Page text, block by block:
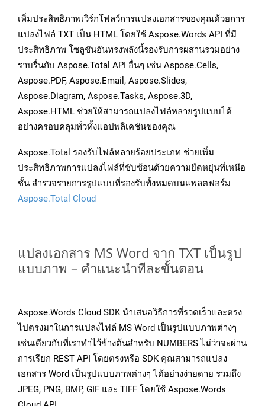
เพิ่มประสิทธิภาพเวิร์กโฟลว์การแปลงเอกสารของคุณด้วยการ
แปลงไฟล์ TXT เป็น HTML โดยใช้ Aspose.Words API ที่มี
ประสิทธิภาพ โซลูชันอันทรงพลังนี้รองรับการผสานรวมอย่าง
ราบรื่นกับ Aspose.Total API อื่นๆ เช่น Aspose.Cells,
Aspose.PDF, Aspose.Email, Aspose.Slides,
Aspose.Diagram, Aspose.Tasks, Aspose.3D,
Aspose.HTML ช่วยให้สามารถแปลงไฟล์หลายรูปแบบได้
อย่างครอบคลุมทั่วทั้งแอปพลิเคชันของคุณ
Aspose.Total รองรับไฟล์หลายร้อยประเภท ช่วยเพิ่ม
ประสิทธิภาพการแปลงไฟล์ที่ซับซ้อนด้วยความยืดหยุ่นที่เหนือ
ชั้น สำรวจรายการรูปแบบที่รองรับทั้งหมดบนแพลตฟอร์ม
Aspose.Total Cloud
แปลงเอกสาร MS Word จาก TXT เป็นรูป
แบบภาพ – คำแนะนำทีละขั้นตอน
Aspose.Words Cloud SDK นำเสนอวิธีการที่รวดเร็วและตรง
ไปตรงมาในการแปลงไฟล์ MS Word เป็นรูปแบบภาพต่างๆ
เช่นเดียวกับที่เราทำไว้ข้างต้นสำหรับ NUMBERS ไม่ว่าจะผ่าน
การเรียก REST API โดยตรงหรือ SDK คุณสามารถแปลง
เอกสาร Word เป็นรูปแบบภาพต่างๆ ได้อย่างง่ายดาย รวมถึง
JPEG, PNG, BMP, GIF และ TIFF โดยใช้ Aspose.Words